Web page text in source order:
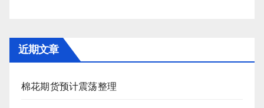
近期文章
棉花期货预计震荡整理